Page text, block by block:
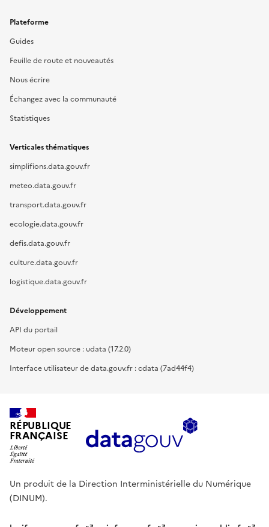
Plateforme
Guides
Feuille de route et nouveautés
Nous écrire
Échangez avec la communauté
Statistiques
Verticales thématiques
simplifions.data.gouv.fr
meteo.data.gouv.fr
transport.data.gouv.fr
ecologie.data.gouv.fr
defis.data.gouv.fr
culture.data.gouv.fr
logistique.data.gouv.fr
Développement
API du portail
Moteur open source : udata (17.2.0)
Interface utilisateur de data.gouv.fr : cdata (7ad44f4)
RÉPUBLIQUE
FRANÇAISE
Un produit de la Direction Interministérielle du Numérique
(DINUM).